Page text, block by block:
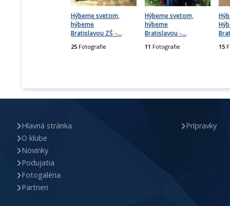
Hýbeme svetom,
hýbeme
Bratislavou ZŠ -…
25Fotografie
Hýbeme svetom,
hýbeme
Bratislavou -…
11 Fotografie 15
Hlavná stránka
O klube
Novinky
Podujatia
Fotogaléria
Partneri
Prípravky